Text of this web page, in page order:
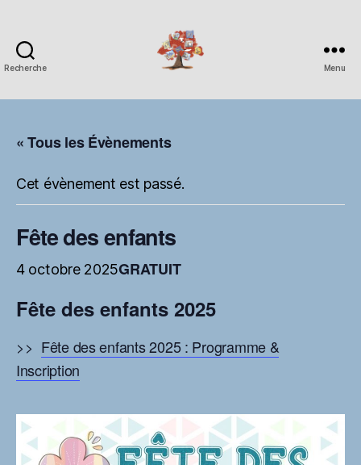
Recherche
Corchade
Menu
« Tous les Évènements
Cet évènement est passé.
Fête des enfants
4 octobre 2025GRATUIT
Fête des enfants 2025
>> Fête des enfants 2025 : Programme &
Inscription